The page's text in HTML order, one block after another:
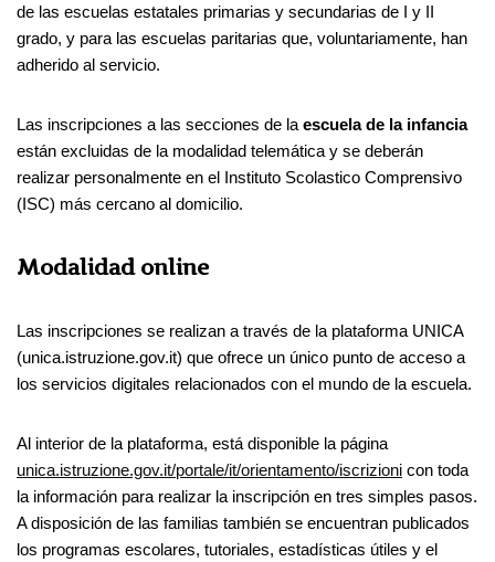
de las escuelas estatales primarias y secundarias de I y II
grado, y para las escuelas paritarias que, voluntariamente, han
adherido al servicio.
Las inscripciones a las secciones de la escuela de la infancia
están excluidas de la modalidad telemática y se deberán
realizar personalmente en el Instituto Scolastico Comprensivo
(ISC) más cercano al domicilio.
Modalidad online
Las inscripciones se realizan a través de la plataforma UNICA
(unica.istruzione.gov.it) que ofrece un único punto de acceso a
los servicios digitales relacionados con el mundo de la escuela.
Al interior de la plataforma, está disponible la página
unica.istruzione.gov.it/portale/it/orientamento/iscrizioni con toda
la información para realizar la inscripción en tres simples pasos.
A disposición de las familias también se encuentran publicados
los programas escolares, tutoriales, estadísticas útiles y el